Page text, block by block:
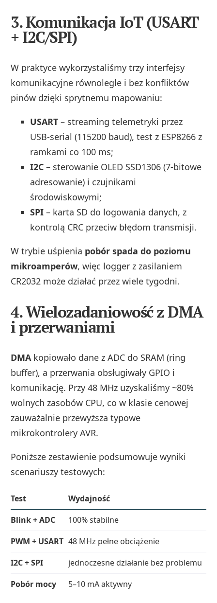
3. Komunikacja IoT (USART
+ I2C/SPI)
W praktyce wykorzystaliśmy trzy interfejsy
komunikacyjne równolegle i bez konfliktów
pinów dzięki sprytnemu mapowaniu:
USART – streaming telemetryki przez
USB‑serial (115200 baud), test z ESP8266 z
ramkami co 100 ms;
I2C – sterowanie OLED SSD1306 (7‑bitowe
adresowanie) i czujnikami
środowiskowymi;
SPI – karta SD do logowania danych, z
kontrolą CRC przeciw błędom transmisji.
W trybie uśpienia pobór spada do poziomu
mikroamperów, więc logger z zasilaniem
CR2032 może działać przez wiele tygodni.
4. Wielozadaniowość z DMA
i przerwaniami
DMA kopiowało dane z ADC do SRAM (ring
buffer), a przerwania obsługiwały GPIO i
komunikację. Przy 48 MHz uzyskaliśmy ~80%
wolnych zasobów CPU, co w klasie cenowej
zauważalnie przewyższa typowe
mikrokontrolery AVR.
Poniższe zestawienie podsumowuje wyniki
scenariuszy testowych:
Test Wydajność
Blink + ADC
100% stabilne
PWM + USART 48 MHz pełne obciążenie
I2C + SPI
jednoczesne działanie bez problemu
Pobór mocy
5–10 mA aktywny